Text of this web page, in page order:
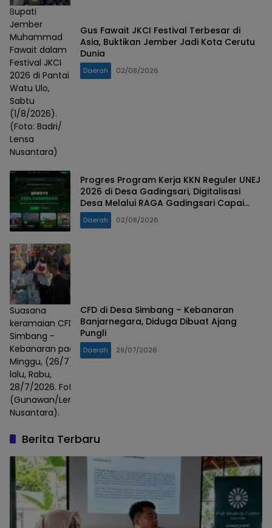
Bupati
Jember
Muhammad
Fawait dalam
Festival JKCI
2026 di Pantai
Watu Ulo,
Sabtu
(1/8/2026).
(Foto: Badri/
Lensa
Nusantara)
Gus Fawait JKCI Festival Terbesar di
Asia, Buktikan Jember Jadi Kota Cerutu
Dunia
Daerah 02/08/2026
Progres Program Kerja KKN Reguler UNEJ
2026 di Desa Gadingsari, Digitalisasi
Desa Melalui RAGA Gadingsari Capai
98% Penyelesaian
Daerah 02/08/2026
Suasana
keramaian CFD
Simbang -
Kebanaran pada
Minggu, (26/7)
lalu, Rabu,
28/7/2026. Foto :
(Gunawan/Lensa
Nusantara).
CFD di Desa Simbang – Kebanaran
Banjarnegara, Diduga Dibuat Ajang
Pungli
Daerah 29/07/2026
Berita Terbaru